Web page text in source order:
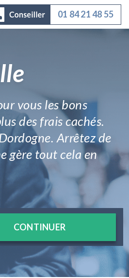
01 84 21 48 55
vous les bons
des frais cachés.
Arrêtez de
gère tout cela en
CONTINUER